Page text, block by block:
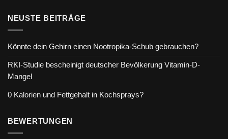
NEUSTE BEITRÄGE
Könnte dein Gehirn einen Nootropika-Schub gebrauchen?
RKI-Studie bescheinigt deutscher Bevölkerung Vitamin-D-
Mangel
0 Kalorien und Fettgehalt in Kochsprays?
BEWERTUNGEN